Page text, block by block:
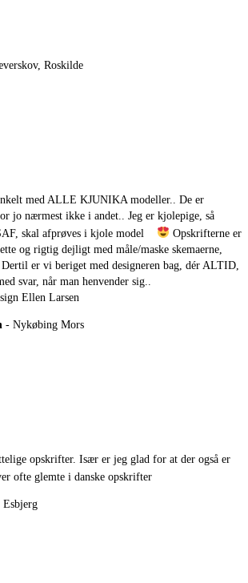
Roskilde
med ALLE KJUNIKA modeller.. De er
jo nærmest ikke i andet.. Jeg er kjolepige, så
skal afprøves i kjole model
Opskrifterne er
og rigtig dejligt med måle/maske skemaerne,
er vi beriget med designeren bag, dér ALTID,
svar, når man henvender sig..
Ellen Larsen
- Nykøbing Mors
opskrifter. Især er jeg glad for at der også er
ofte glemte i danske opskrifter
Esbjerg